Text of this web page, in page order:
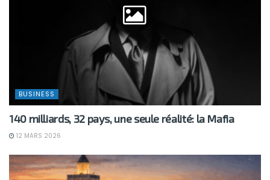
BUSINESS
140 milliards, 32 pays, une seule réalité: la Mafia
12 MARS 2026